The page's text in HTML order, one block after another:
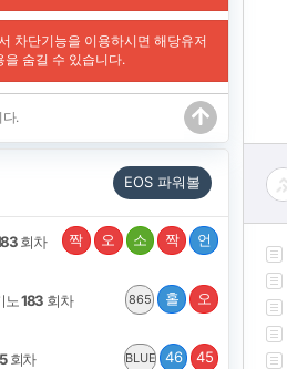
EOS 파워볼
회차 짝 오 소 짝 언
노183 회차 865 홀 오
회차 BLUE 46 45